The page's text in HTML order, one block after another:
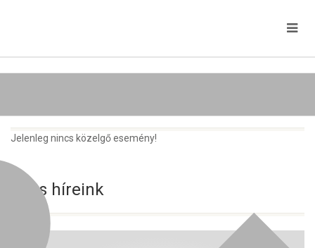
Jelenleg nincs közelgő esemény!
Friss híreink